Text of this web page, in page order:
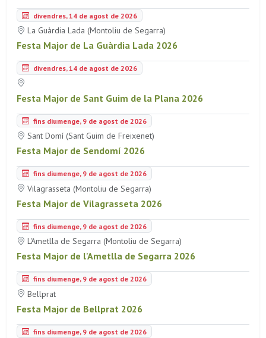
divendres, 14 de agost de 2026
La Guàrdia Lada (Montoliu de Segarra)
Festa Major de La Guàrdia Lada 2026
divendres, 14 de agost de 2026
Festa Major de Sant Guim de la Plana 2026
fins diumenge, 9 de agost de 2026
Sant Domí (Sant Guim de Freixenet)
Festa Major de Sendomí 2026
fins diumenge, 9 de agost de 2026
Vilagrasseta (Montoliu de Segarra)
Festa Major de Vilagrasseta 2026
fins diumenge, 9 de agost de 2026
L'Ametlla de Segarra (Montoliu de Segarra)
Festa Major de l'Ametlla de Segarra 2026
fins diumenge, 9 de agost de 2026
Bellprat
Festa Major de Bellprat 2026
fins diumenge, 9 de agost de 2026